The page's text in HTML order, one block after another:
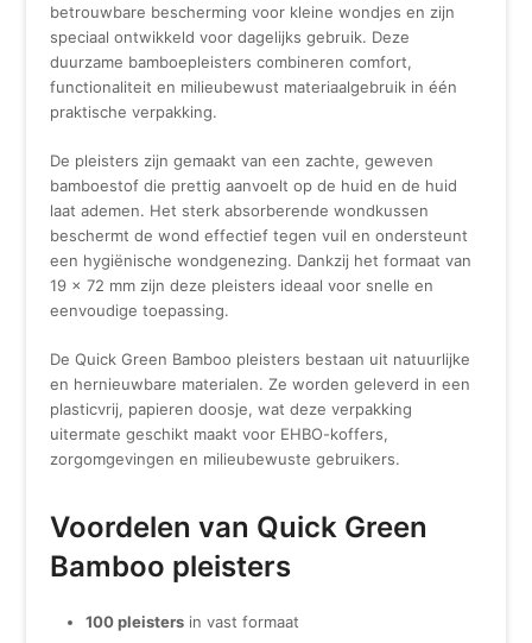
betrouwbare bescherming voor kleine wondjes en zijn
speciaal ontwikkeld voor dagelijks gebruik. Deze
duurzame bamboepleisters combineren comfort,
functionaliteit en milieubewust materiaalgebruik in één
praktische verpakking.
De pleisters zijn gemaakt van een zachte, geweven
bamboestof die prettig aanvoelt op de huid en de huid
laat ademen. Het sterk absorberende wondkussen
beschermt de wond effectief tegen vuil en ondersteunt
een hygiënische wondgenezing. Dankzij het formaat van
19 x 72 mm zijn deze pleisters ideaal voor snelle en
eenvoudige toepassing.
De Quick Green Bamboo pleisters bestaan uit natuurlijke
en hernieuwbare materialen. Ze worden geleverd in een
plasticvrij, papieren doosje, wat deze verpakking
uitermate geschikt maakt voor EHBO-koffers,
zorgomgevingen en milieubewuste gebruikers.
Voordelen van Quick Green
Bamboo pleisters
100 pleisters in vast formaat